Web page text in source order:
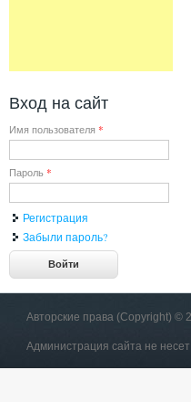
Вход на сайт
Имя пользователя *
Пароль *
Регистрация
Забыли пароль?
Авторские права (Copyright) ©
Администрация сайта не